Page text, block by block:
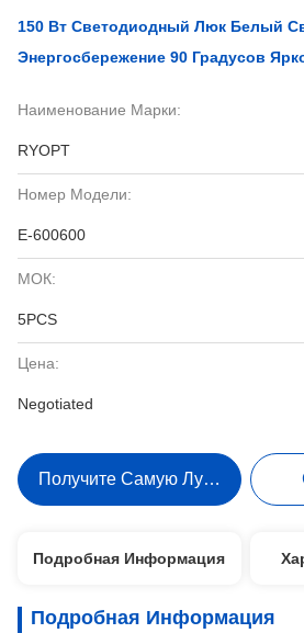
150 Вт Светодиодный Люк Белый
Энергосбережение 90 Градусов
Наименование Марки:
RYOPT
Номер Модели:
E-600600
МОК:
5PCS
Цена:
Negotiated
Получите Самую Лучшую Цену
Подробная Информация
Подробная Информация